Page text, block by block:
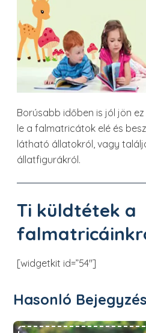
Borúsabb időben is jól jön
le a falmatricátok elé és
látható állatokról, vagy
állatfigurákról.
Ti küldtétek a
[widgetkit id=”54″]
Hasonló